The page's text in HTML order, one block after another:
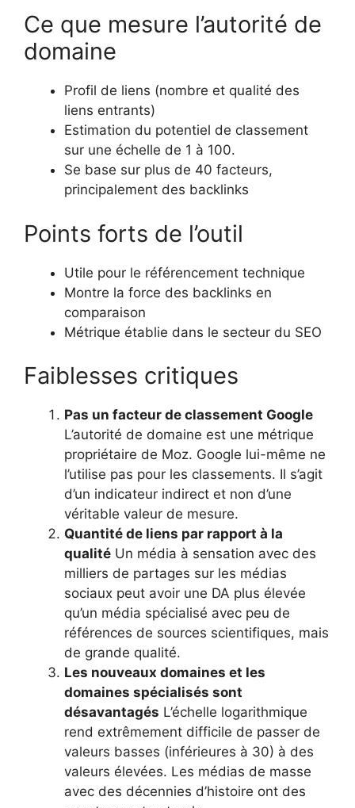
Ce que mesure l’autorité de
domaine
Profil de liens (nombre et qualité des
liens entrants)
Estimation du potentiel de classement
sur une échelle de 1 à 100.
Se base sur plus de 40 facteurs,
principalement des backlinks
Points forts de l’outil
Utile pour le référencement technique
Montre la force des backlinks en
comparaison
Métrique établie dans le secteur du SEO
Faiblesses critiques
Pas un facteur de classement Google
L’autorité de domaine est une métrique
propriétaire de Moz. Google lui-même ne
l’utilise pas pour les classements. Il s’agit
d’un indicateur indirect et non d’une
véritable valeur de mesure.
Quantité de liens par rapport à la
qualité Un média à sensation avec des
milliers de partages sur les médias
sociaux peut avoir une DA plus élevée
qu’un média spécialisé avec peu de
références de sources scientifiques, mais
de grande qualité.
Les nouveaux domaines et les
domaines spécialisés sont
désavantagés L’échelle logarithmique
rend extrêmement difficile de passer de
valeurs basses (inférieures à 30) à des
valeurs élevées. Les médias de masse
avec des décennies d’histoire ont des